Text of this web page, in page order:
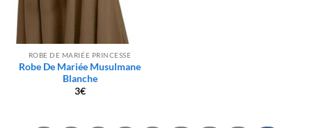
ROBE DE MARIÉE PRINCESSE
Robe De Mariée Musulmane
Blanche
3€